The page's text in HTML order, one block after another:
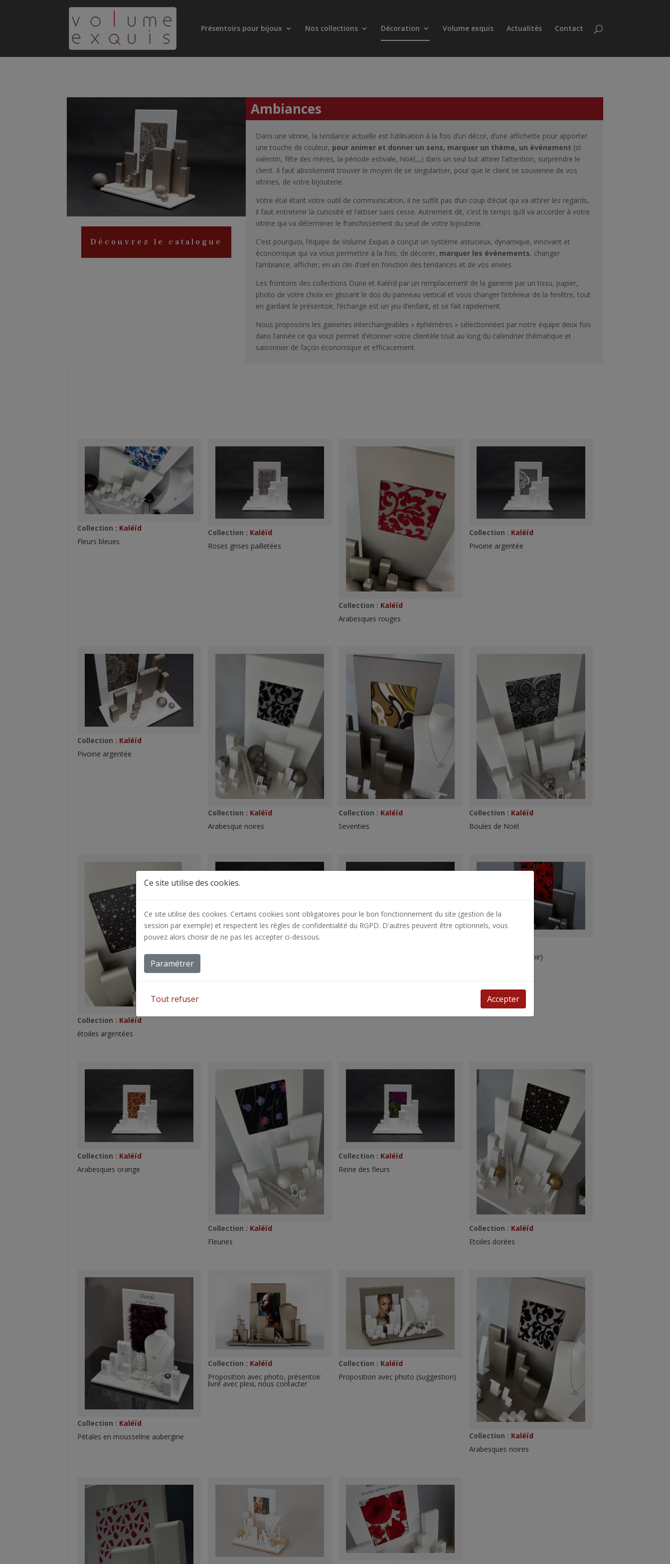
Présentoirs pour bijoux Nos collections Décoration Volume exquis Actualités Contact
Découvrez le catalogue
Ambiances
Dans une vitrine, la tendance actuelle est l’utilisation à la fois d’un décor, d’une affichette pour apporter
une touche de couleur, pour animer et donner un sens, marquer un thème, un événement (st
valentin, fête des mères, la période estivale, Noël,,,) dans un seul but attirer l’attention, surprendre le
client. Il faut absolument trouver le moyen de se singulariser, pour que le client se souvienne de vos
vitrines, de votre bijouterie.
Votre étal étant votre outil de communication, il ne suffit pas d’un coup d’éclat qui va attirer les regards,
il faut entretenir la curiosité et l’attiser sans cesse. Autrement dit, c’est le temps qu’il va accorder à votre
vitrine qui va déterminer le franchissement du seuil de votre bijouterie.
C’est pourquoi, l’équipe de Volume Exquis a conçut un système astucieux, dynamique, innovant et
économique qui va vous permettre à la fois, de décorer, marquer les événements, changer
l’ambiance, afficher, en un clin d’œil en fonction des tendances et de vos envies.
Les frontons des collections Dune et Kaléïd par un remplacement de la gainerie par un tissu, papier,
photo de votre choix en glissant le dos du panneau vertical et vous changer l’intérieur de la fenêtre, tout
en gardant le présentoir, l’échange est un jeu d’enfant, et se fait rapidement.
Nous proposons les gaineries interchangeables « éphémères » sélectionnées par notre équipe deux fois
dans l’année ce qui vous permet d’étonner votre clientèle tout au long du calendrier thématique et
saisonnier de façon économique et efficacement.
Collection : Kaléïd
Fleurs bleues
Collection : Kaléïd
Roses grises pailletées
Collection : Kaléïd
Arabesques rouges
Collection : Kaléïd
Pivoine argentée
Collection : Kaléïd
Pivoine argentée
Collection : Kaléïd
Arabesque noires
Collection : Kaléïd
Seventies
Collection : Kaléïd
Boules de Noël
Collection : Kaléïd
étoiles argentées
Coquelicots (fond noir)
Collection : Kaléïd
Arabesques orange
Collection : Kaléïd
Fleuries
Collection : Kaléïd
Reine des fleurs
Collection : Kaléïd
Etoiles dorées
Collection : Kaléïd
Pétales en mousseline aubergine
Collection : Kaléïd
Proposition avec photo, présentoir
livré avec plexi, nous contacter
Collection : Kaléïd
Proposition avec photo (suggestion)
Collection : Kaléïd
Arabesques noires
Ce site utilise des cookies.
Ce site utilise des cookies. Certains cookies sont obligatoires pour le bon fonctionnement du site (gestion de la
session par exemple) et respectent les règles de confidentialité du RGPD. D'autres peuvent être optionnels, vous
pouvez alors choisir de ne pas les accepter ci-dessous.
Paramétrer
Tout refuser Accepter